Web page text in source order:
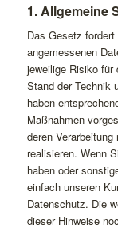
1. Allgemeine
Das Gesetz
angemessenen
jeweilige Risiko für
Stand der Technik
haben
Maßnahmen
deren
realisieren. Wenn
haben oder
einfach unseren
Datenschutz. Die
dieser Hinweise